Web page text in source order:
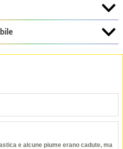
e alcune piume erano cadute, ma